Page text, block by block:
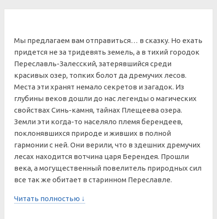
Мы предлагаем вам отправиться… в сказку. Но ехать
придется не за тридевять земель, а в тихий городок
Переславль-Залесский, затерявшийся среди
красивых озер, топких болот да дремучих лесов.
Места эти хранят немало секретов и загадок. Из
глубины веков дошли до нас легенды о магических
свойствах Синь-камня, тайнах Плещеева озера.
Земли эти когда-то населяло племя берендеев,
поклонявшихся природе и живших в полной
гармонии с ней. Они верили, что в здешних дремучих
лесах находится вотчина царя Берендея. Прошли
века, а могущественный повелитель природных сил
все так же обитает в старинном Переславле.
Читать полностью ↓